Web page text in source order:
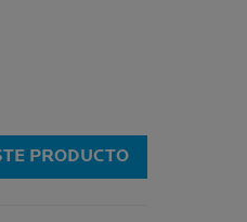
PRODUCTO